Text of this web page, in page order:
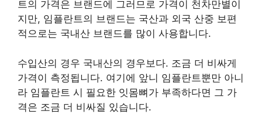
트의 가격은 브랜드에 그러므로 가격이 천차만별이
지만, 임플란트의 브랜드는 국산과 외국 산중 보편
적으로는 국내산 브랜드를 많이 사용합니다.
수입산의 경우 국내산의 경우보다. 조금 더 비싸게
가격이 측정됩니다. 여기에 앞니 임플란트뿐만 아니
라 임플란트 시 필요한 잇몸뼈가 부족하다면 그 가
격은 조금 더 비싸질 있습니다.